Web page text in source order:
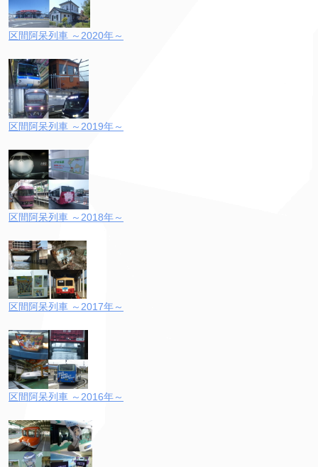
区間阿呆列車 ～2020年～
区間阿呆列車 ～2019年～
区間阿呆列車 ～2018年～
区間阿呆列車 ～2017年～
区間阿呆列車 ～2016年～